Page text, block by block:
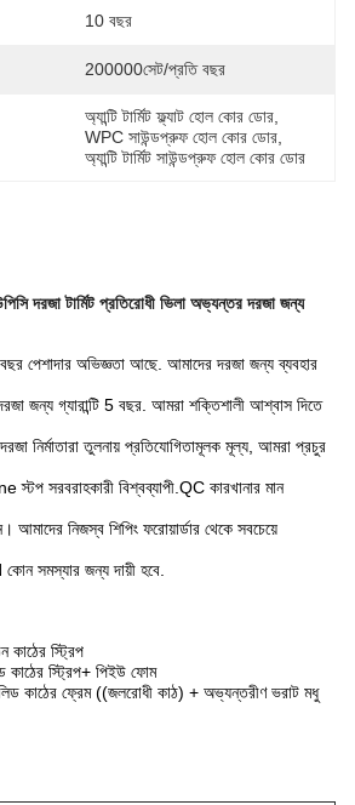
10 বছর
200000সেট/প্রতি বছর
অ্যান্টি টার্মিট ফ্ল্যাট হোল কোর ডোর
WPC সাউন্ডপ্রুফ হোল কোর ডোর
অ্যান্টি টার্মিট সাউন্ডপ্রুফ হোল কোর ডোর
দরজা টার্মিট প্রতিরোধী ভিলা অভ্যন্তর দরজা জন্য
পেশাদার অভিজ্ঞতা আছে. আমাদের দরজা জন্য ব্যবহার
জন্য গ্যারান্টি 5 বছর. আমরা শক্তিশালী আশ্বাস দিতে
নির্মাতারা তুলনায় প্রতিযোগিতামূলক মূল্য, আমরা প্রচুর
স্টপ সরবরাহকারী বিশ্বব্যাপী.QC কারখানার মান
আমাদের নিজস্ব শিপিং ফরোয়ার্ডার থেকে সবচেয়ে
কোন সমস্যার জন্য দায়ী হবে.
স্ট্রিপ
স্ট্রিপ+ পিইউ ফোম
কাঠের ফ্রেম ((জলরোধী কাঠ) + অভ্যন্তরীণ ভরাট মধু